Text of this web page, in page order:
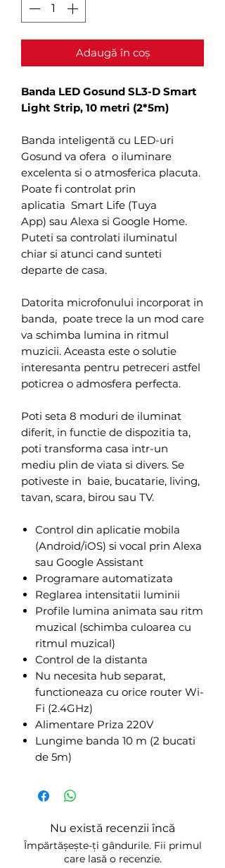
Adaugă în coș
Banda LED Gosund SL3-D Smart
Light Strip, 10 metri (2*5m)
Banda inteligentă cu LED-uri
Gosund va ofera o iluminare
excelenta si o atmosferica placuta.
Poate fi controlat prin
aplicatia Smart Life (Tuya
App) sau Alexa si Google Home.
Puteti sa controlati iluminatul
chiar si atunci cand sunteti
departe de casa.
Datorita microfonului incorporat in
banda, poate trece la un mod care
va schimba lumina in ritmul
muzicii. Aceasta este o solutie
interesanta pentru petreceri astfel
poticrea o admosfera perfecta.
Poti seta 8 moduri de iluminat
diferit, in functie de dispozitia ta,
poti transforma casa intr-un
mediu plin de viata si divers. Se
potiveste in baie, bucatarie, living,
tavan, scara, birou sau TV.
Control din aplicatie mobila
(Android/iOS) si vocal prin Alexa
sau Google Assistant
Programare automatizata
Reglarea intensitatii luminii
Profile lumina animata sau ritm
muzical (schimba culoarea cu
ritmul muzical)
Control de la distanta
Nu necesita hub separat,
functioneaza cu orice router Wi-
Fi (2.4GHz)
Alimentare Priza 220V
Lungime banda 10 m (2 bucati
de 5m)
Nu există recenzii încă
Împărtășește-ți gândurile. Fii primul
care lasă o recenzie.